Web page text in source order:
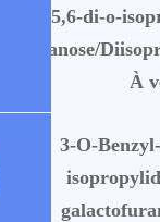
1,2: 5,6-di-o-
allofuranose/
À
3-O-